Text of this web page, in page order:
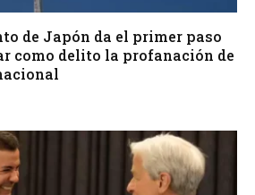
de Japón da el primer paso
como delito la profanación de